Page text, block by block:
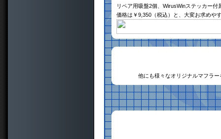
リペア用吸盤2個、WirusWinステッカー付
価格は￥9,350（税込）と、大変お求めや
他にも様々なオリジナルマフラ